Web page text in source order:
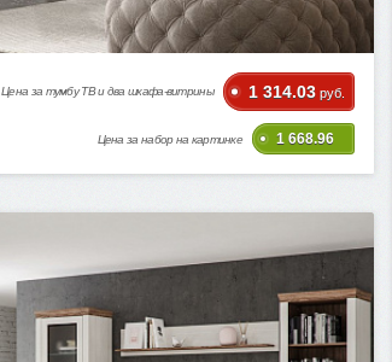
Цена за тумбу ТВ и два шкафа-витрины 1 314.03 руб.
Цена за набор на картинке 1 668.96